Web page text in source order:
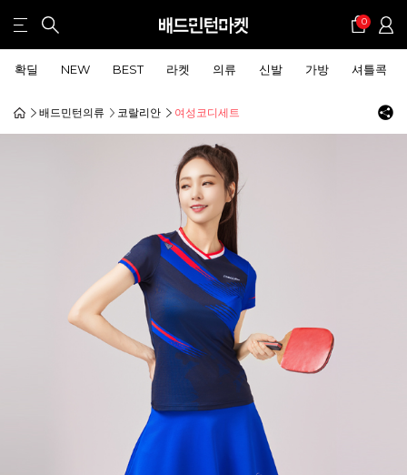
0
확딜 NEW BEST 라켓 의류 신발 가방 셔틀콕
배드민턴의류 코랄리안 여성코디세트